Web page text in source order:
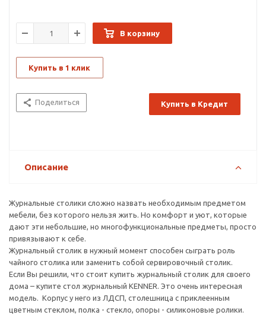
В корзину
Купить в 1 клик
Поделиться Купить в Кредит
Описание
Журнальные столики сложно назвать необходимым предметом
мебели, без которого нельзя жить. Но комфорт и уют, которые
дают эти небольшие, но многофункциональные предметы, просто
привязывают к себе.
Журнальный столик в нужный момент способен сыграть роль
чайного столика или заменить собой сервировочный столик.
Если Вы решили, что стоит купить журнальный столик для своего
дома – купите стол журнальный KENNER. Это очень интересная
модель. Корпус у него из ЛДСП, столешница с приклеенным
цветным стеклом, полка - стекло, опоры - силиконовые ролики.